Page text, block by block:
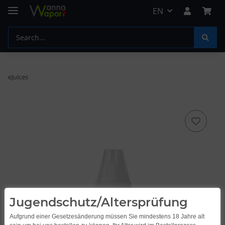
EN
eJuices
Jugendschutz/Altersprüfung
Aufgrund einer Gesetzesänderung müssen Sie mindestens 18 Jahre alt